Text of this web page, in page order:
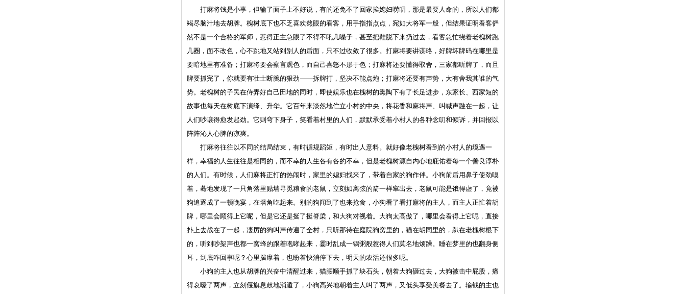
打麻将钱是小事，但输了面子上不好说，有的还免不了回家挨媳妇唠叨，那是最要人命的，所以人们都
竭尽脑汁地去胡牌。槐树底下也不乏喜欢熬眼的看客，用手指指点点，宛如大将军一般，但结果证明看客俨
然不是一个合格的军师，惹得正主急眼了不得不吼几嗓子，甚至把鞋脱下来扔过去，看客急忙绕着老槐树跑
几圈，面不改色，心不跳地又站到别人的后面，只不过收敛了很多。打麻将要讲谋略，好牌坏牌码在哪里是
要暗地里有准备；打麻将要会察言观色，而自己喜怒不形于色；打麻将还要懂得取舍，三家都听牌了，而且
牌要抓完了，你就要有壮士断腕的狠劲——拆牌打，坚决不能点炮；打麻将还要有声势，大有舍我其谁的气
势。老槐树的子民在侍弄好自己田地的同时，即使娱乐也在槐树的熏陶下有了长足进步，东家长、西家短的
故事也每天在树底下演绎、升华。它百年来淡然地伫立小村的中央，将花香和麻将声、叫喊声融在一起，让
人们吵嚷得愈发起劲。它则弯下身子，笑看着村里的人们，默默承受着小村人的各种念叨和倾诉，并回报以
阵阵沁人心脾的凉爽。
打麻将往往以不同的结局结束，有时循规蹈矩，有时出人意料。就好像老槐树看到的小村人的境遇一
样，幸福的人生往往是相同的，而不幸的人生各有各的不幸，但是老槐树源自内心地庇佑着每一个善良淳朴
的人们。有时候，人们麻将正打的热闹时，家里的媳妇找来了，带着自家的狗作伴。小狗前后用鼻子使劲嗅
着，蓦地发现了一只角落里贴墙寻觅粮食的老鼠，立刻如离弦的箭一样窜出去，老鼠可能是饿得虚了，竟被
狗追逐成了一顿晚宴，在墙角吃起来。别的狗闻到了也来抢食，小狗看了看打麻将的主人，而主人正忙着胡
牌，哪里会顾得上它呢，但是它还是挺了挺脊梁，和大狗对视着。大狗太高傲了，哪里会看得上它呢，直接
扑上去战在了一起，凄厉的狗叫声传遍了全村，只听那待在庭院狗窝里的，猫在胡同里的，趴在老槐树根下
的，听到吵架声也都一窝蜂的跟着咆哮起来，霎时乱成一锅粥般惹得人们莫名地烦躁。睡在梦里的也翻身侧
耳，到底咋回事呢？心里揣摩着，也盼着快消停下去，明天的农活还很多呢。
小狗的主人也从胡牌的兴奋中清醒过来，猫腰顺手抓了块石头，朝着大狗砸过去，大狗被击中屁股，痛
得哀嚎了两声，立刻偃旗息鼓地消遁了，小狗高兴地朝着主人叫了两声，又低头享受美餐去了。输钱的主也